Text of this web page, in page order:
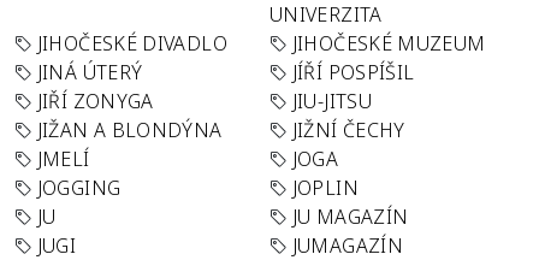
UNIVERZITA
JIHOČESKÉ DIVADLO
JIHOČESKÉ MUZEUM
JINÁ ÚTERÝ
JÍŘÍ POSPÍŠIL
JIŘÍ ZONYGA
JIU-JITSU
JIŽAN A BLONDÝNA
JIŽNÍ ČECHY
JMELÍ
JOGA
JOGGING
JOPLIN
JU
JU MAGAZÍN
JUGI
JUMAGAZÍN